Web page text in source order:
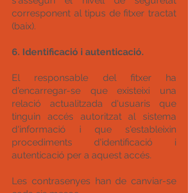
corresponent al tipus de fitxer tractat
(baix).
6. Identificació i autenticació.
El responsable del fitxer ha
d'encarregar-se que existeixi una
relació actualitzada d'usuaris que
tinguin accés autoritzat al sistema
d'informació i que s'estableixin
procediments d'identificació i
autenticació per a aquest accés.
Les contrasenyes han de canviar-se